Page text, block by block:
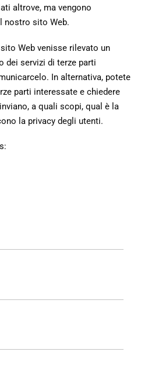
altrove, ma vengono
nostro sito Web.
Web venisse rilevato un
dei servizi di terze parti
In alternativa, potete
parti interessate e chiedere
a quali scopi, qual è la
la privacy degli utenti.